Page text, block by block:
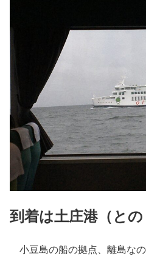
到着は土庄港（との
小豆島の船の拠点、離島な